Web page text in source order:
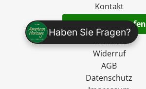
Haben Sie Fragen?
Kontakt
Vertrag widerrufen
Versand
Widerruf
AGB
Datenschutz